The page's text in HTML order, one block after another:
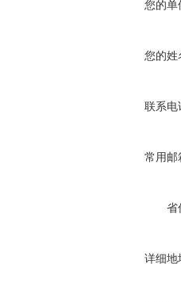
您的单
您的姓
联系电
常用邮
省
详细地